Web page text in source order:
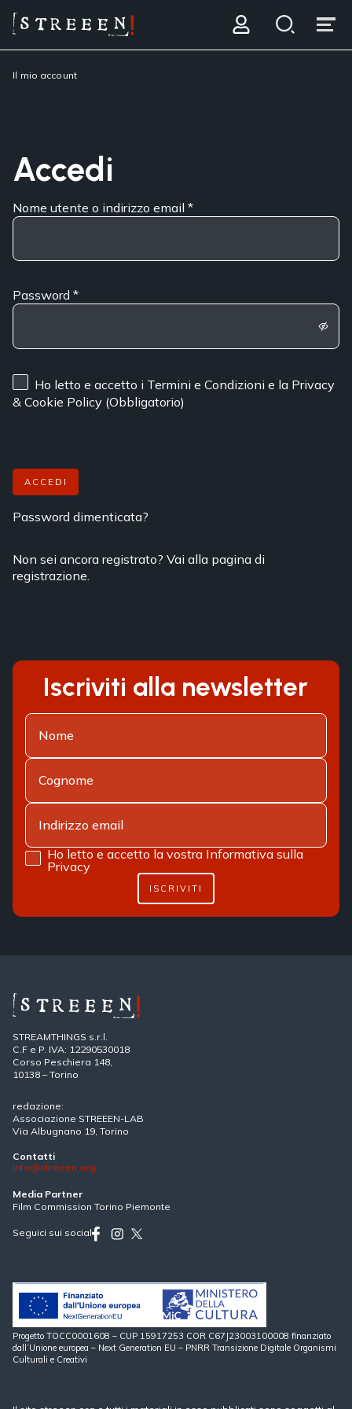
Il mio account
Accedi
Nome utente o indirizzo email*
Password*
Ho letto e accetto i Termini e Condizioni e la Privacy
& Cookie Policy (Obbligatorio)
ACCEDI
Password dimenticata?
Non sei ancora registrato? Vai alla pagina di
registrazione.
Iscriviti alla newsletter
Ho letto e accetto la vostra Informativa sulla
Privacy
ISCRIVITI
STREAMTHINGS s.r.l.
C.F e P. IVA: 12290530018
Corso Peschiera 148,
10138 – Torino
redazione:
Associazione STREEEN-LAB
Via Albugnano 19, Torino
Contatti
info@streeen.org
Media Partner
Film Commission Torino Piemonte
Seguici sui social
Progetto TOCC0001608 – CUP 15917253 COR C67J23003100008 finanziato
dall’Unione europea – Next Generation EU – PNRR Transizione Digitale Organismi
Culturali e Creativi